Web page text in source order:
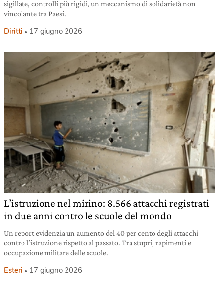
sigillate, controlli più rigidi, un meccanismo di solidarietà non
vincolante tra Paesi.
Diritti 17 giugno 2026
L’istruzione nel mirino: 8.566 attacchi registrati
in due anni contro le scuole del mondo
Un report evidenzia un aumento del 40 per cento degli attacchi
contro l’istruzione rispetto al passato. Tra stupri, rapimenti e
occupazione militare delle scuole.
Esteri 17 giugno 2026